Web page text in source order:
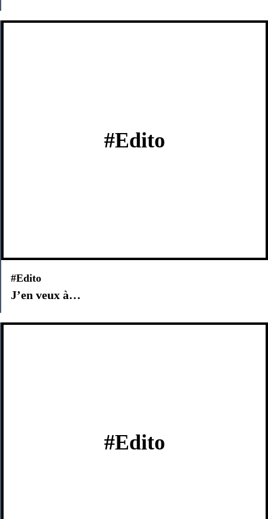
#Edito
#Edito
J’en veux à…
#Edito